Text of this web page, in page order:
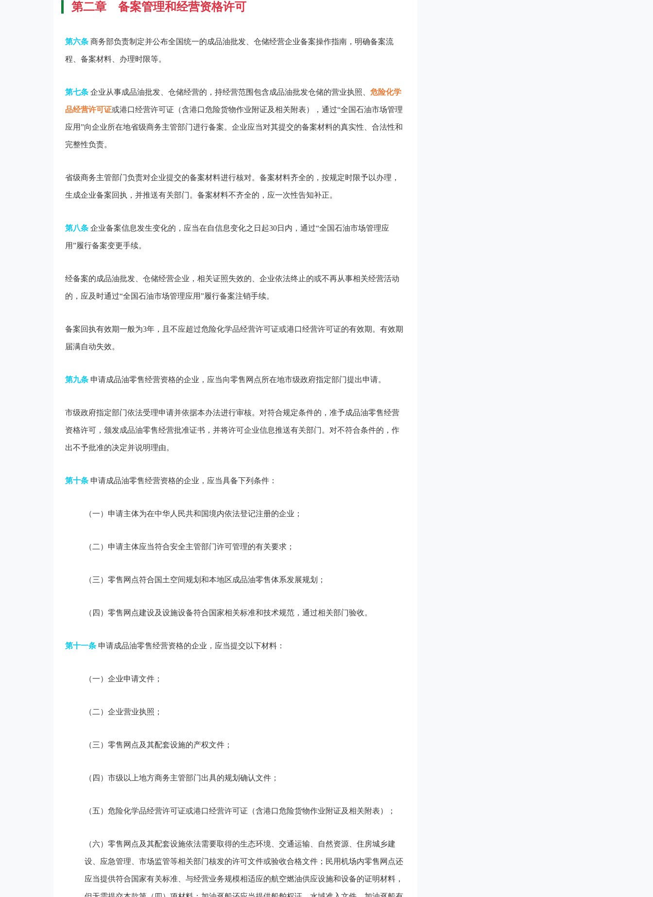
第二章 备案管理和经营资格许可
第六条 商务部负责制定并公布全国统一的成品油批发、仓储经营企业备案操作指南，明确备案流
程、备案材料、办理时限等。
第七条 企业从事成品油批发、仓储经营的，持经营范围包含成品油批发仓储的营业执照、 危险化学
品经营许可证或港口经营许可证（含港口危险货物作业附证及相关附表），通过“全国石油市场管理
应用”向企业所在地省级商务主管部门进行备案。企业应当对其提交的备案材料的真实性、合法性和
完整性负责。
省级商务主管部门负责对企业提交的备案材料进行核对。备案材料齐全的，按规定时限予以办理，
生成企业备案回执，并推送有关部门。备案材料不齐全的，应一次性告知补正。
第八条 企业备案信息发生变化的，应当在自信息变化之日起30日内，通过“全国石油市场管理应
用”履行备案变更手续。
经备案的成品油批发、仓储经营企业，相关证照失效的、企业依法终止的或不再从事相关经营活动
的，应及时通过“全国石油市场管理应用”履行备案注销手续。
备案回执有效期一般为3年，且不应超过危险化学品经营许可证或港口经营许可证的有效期。有效期
届满自动失效。
第九条 申请成品油零售经营资格的企业，应当向零售网点所在地市级政府指定部门提出申请。
市级政府指定部门依法受理申请并依据本办法进行审核。对符合规定条件的，准予成品油零售经营
资格许可，颁发成品油零售经营批准证书，并将许可企业信息推送有关部门。对不符合条件的，作
出不予批准的决定并说明理由。
第十条 申请成品油零售经营资格的企业，应当具备下列条件：
（一）申请主体为在中华人民共和国境内依法登记注册的企业；
（二）申请主体应当符合安全主管部门许可管理的有关要求；
（三）零售网点符合国土空间规划和本地区成品油零售体系发展规划；
（四）零售网点建设及设施设备符合国家相关标准和技术规范，通过相关部门验收。
第十一条 申请成品油零售经营资格的企业，应当提交以下材料：
（一）企业申请文件；
（二）企业营业执照；
（三）零售网点及其配套设施的产权文件；
（四）市级以上地方商务主管部门出具的规划确认文件；
（五）危险化学品经营许可证或港口经营许可证（含港口危险货物作业附证及相关附表）；
（六）零售网点及其配套设施依法需要取得的生态环境、交通运输、自然资源、住房城乡建
设、应急管理、市场监管等相关部门核发的许可文件或验收合格文件；民用机场内零售网点还
应当提供符合国家有关标准、与经营业务规模相适应的航空燃油供应设施和设备的证明材料，